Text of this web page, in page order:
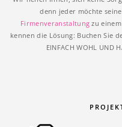
denn jeder möchte seine
Firmenveranstaltung zu
kennen die Lösung: Buchen Sie
EINFACH WOHL UND